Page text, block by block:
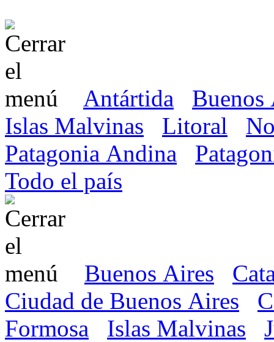
Antártida
Buenos
Islas Malvinas
Litoral
Patagonia Andina
Todo el país
Buenos Aires
Ciudad de Buenos Aires
Formosa
Islas Malvinas